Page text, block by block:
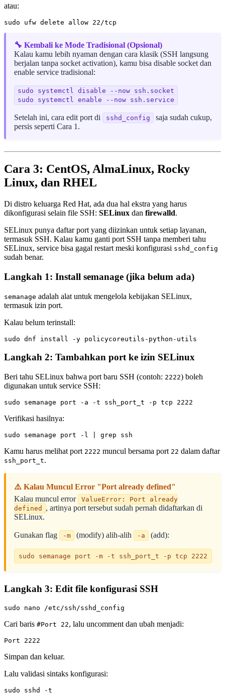
atau:
🔧 Kembali ke Mode Tradisional (Opsional)
Kalau kamu lebih nyaman dengan cara klasik (SSH langsung
berjalan tanpa socket activation), kamu bisa disable socket dan
enable service tradisional:
sudo systemctl disable --now ssh.socket
sudo systemctl enable --now ssh.service
Setelah ini, cara edit port di sshd_config
saja sudah cukup,
persis seperti Cara 1.
Cara 3: CentOS, AlmaLinux, Rocky
Linux, dan RHEL
Di distro keluarga Red Hat, ada dua hal ekstra yang harus
dikonfigurasi selain file SSH: SELinux dan firewalld.
SELinux punya daftar port yang diizinkan untuk setiap layanan,
termasuk SSH. Kalau kamu ganti port SSH tanpa memberi tahu
SELinux, service bisa gagal restart meski konfigurasi sshd_config
sudah benar.
Langkah 1: Install semanage (jika belum ada)
semanage adalah alat untuk mengelola kebijakan SELinux,
termasuk izin port.
Kalau belum terinstall:
Langkah 2: Tambahkan port ke izin SELinux
Beri tahu SELinux bahwa port baru SSH (contoh: 2222) boleh
digunakan untuk service SSH:
Verifikasi hasilnya:
Kamu harus melihat port 2222 muncul bersama port 22 dalam daftar
ssh_port_t.
⚠️ Kalau Muncul Error "Port already defined"
Kalau muncul error
ValueError: Port already
defined
, artinya port tersebut sudah pernah didaftarkan di
SELinux.
Gunakan flag -m (modify) alih-alih -a (add):
sudo semanage port -m -t ssh_port_t -p tcp 2222
Langkah 3: Edit file konfigurasi SSH
Cari baris #Port 22, lalu uncomment dan ubah menjadi:
Simpan dan keluar.
Lalu validasi sintaks konfigurasi: